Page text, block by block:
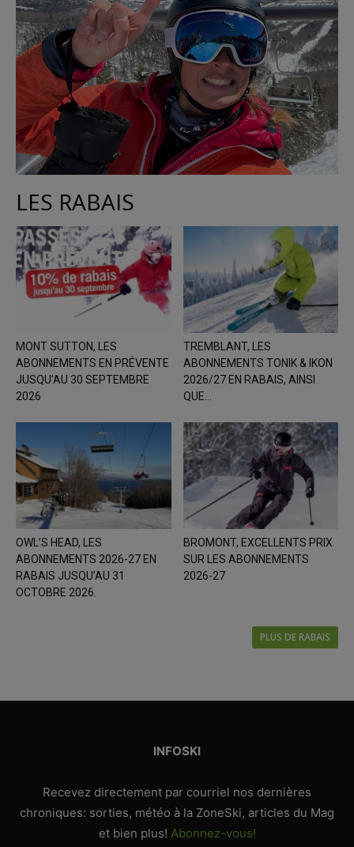
LES RABAIS
MONT SUTTON, LES
ABONNEMENTS EN PRÉVENTE
JUSQU’AU 30 SEPTEMBRE
2026
TREMBLANT, LES
ABONNEMENTS TONIK & IKON
2026/27 EN RABAIS, AINSI
QUE...
OWL’S HEAD, LES
ABONNEMENTS 2026-27 EN
RABAIS JUSQU’AU 31
OCTOBRE 2026.
BROMONT, EXCELLENTS PRIX
SUR LES ABONNEMENTS
2026-27
PLUS DE RABAIS
INFOSKI
Recevez directement par courriel nos dernières
chroniques: sorties, météo à la ZoneSki, articles du Mag
et bien plus! Abonnez-vous!